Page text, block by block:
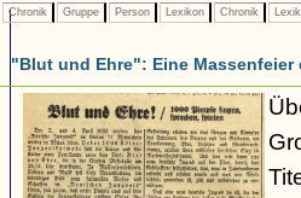
Chronik Gruppe Person Lexikon Chronik
"Blut und Ehre": Eine